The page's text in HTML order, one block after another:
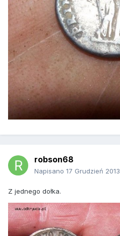
robson68
Napisano 17 Grudzień 2013
Z jednego dołka.